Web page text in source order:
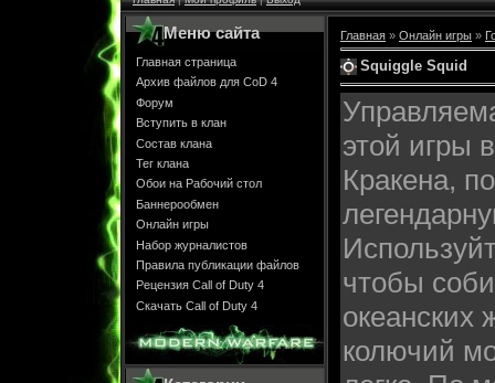
Меню сайта
Главная страница
Архив файлов для CoD 4
Форум
Вступить в клан
Состав клана
Тег клана
Обои на Рабочий стол
Баннерообмен
Онлайн игры
Набор журналистов
Правила публикации файлов
Рецензия Call of Duty 4
Скачать Call of Duty 4
Главная » Онлайн игры »
Squiggle Squid
этой игры
Кракена,
чтобы
океанских
колючий